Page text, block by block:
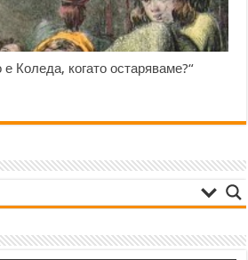
Коледа, когато остаряваме?“